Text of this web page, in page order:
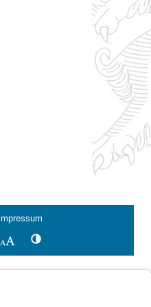
Impressum
SchriftgrößeKontrastwechsel